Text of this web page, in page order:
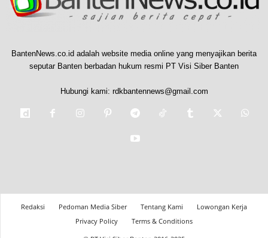
BantenNews.co.id adalah website media online yang menyajikan berita
seputar Banten berbadan hukum resmi PT Visi Siber Banten
Hubungi kami: rdkbantennews@gmail.com
Redaksi Pedoman Media Siber Tentang Kami
Lowongan Kerja
Privacy Policy
Terms & Conditions